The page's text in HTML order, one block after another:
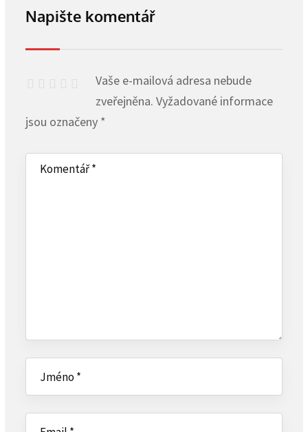
Napište komentář
Vaše e-mailová adresa nebude
zveřejněna. Vyžadované informace
jsou označeny *